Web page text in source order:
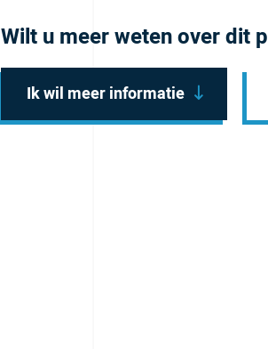
Wilt u meer weten over dit
Ik wil meer informatie